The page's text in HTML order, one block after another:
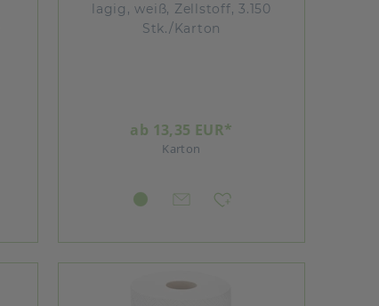
lagig, weiß, Zellstoff, 3.150
Stk./Karton
ab 13,35 EUR*
Karton